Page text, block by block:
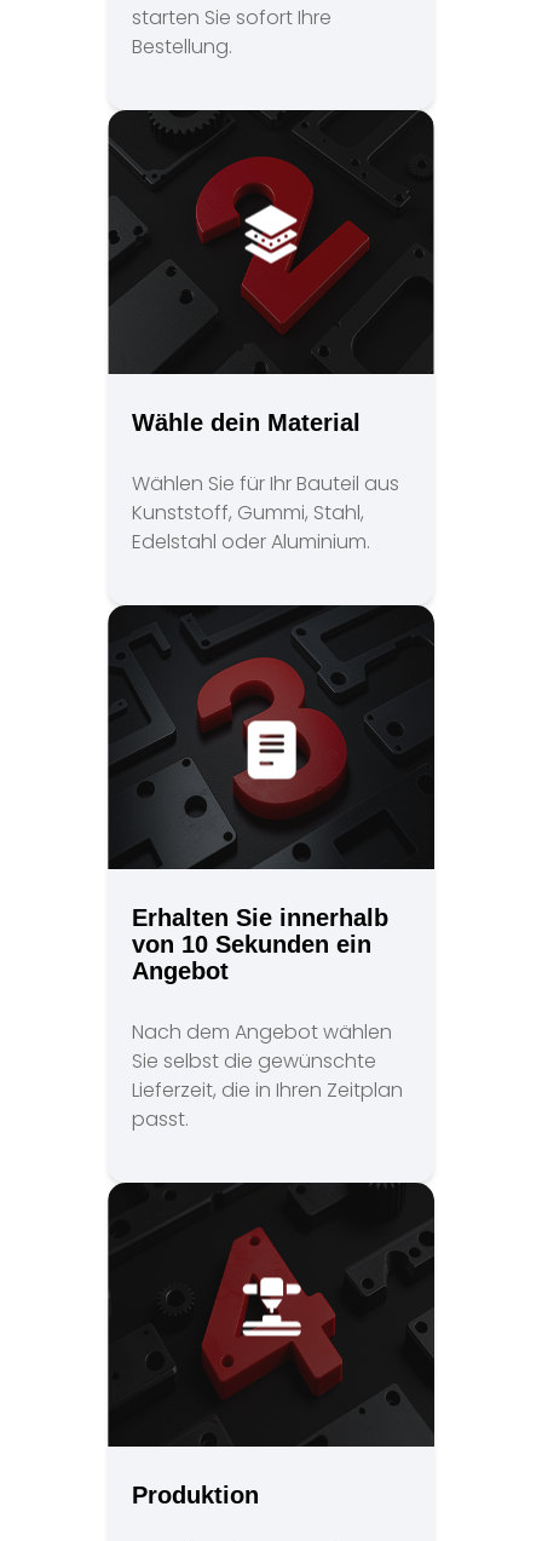
starten Sie sofort Ihre
Bestellung.
Wähle dein Material
Wählen Sie für Ihr Bauteil aus
Kunststoff, Gummi, Stahl,
Edelstahl oder Aluminium.
Erhalten Sie innerhalb
von 10 Sekunden ein
Angebot
Nach dem Angebot wählen
Sie selbst die gewünschte
Lieferzeit, die in Ihren Zeitplan
passt.
Produktion